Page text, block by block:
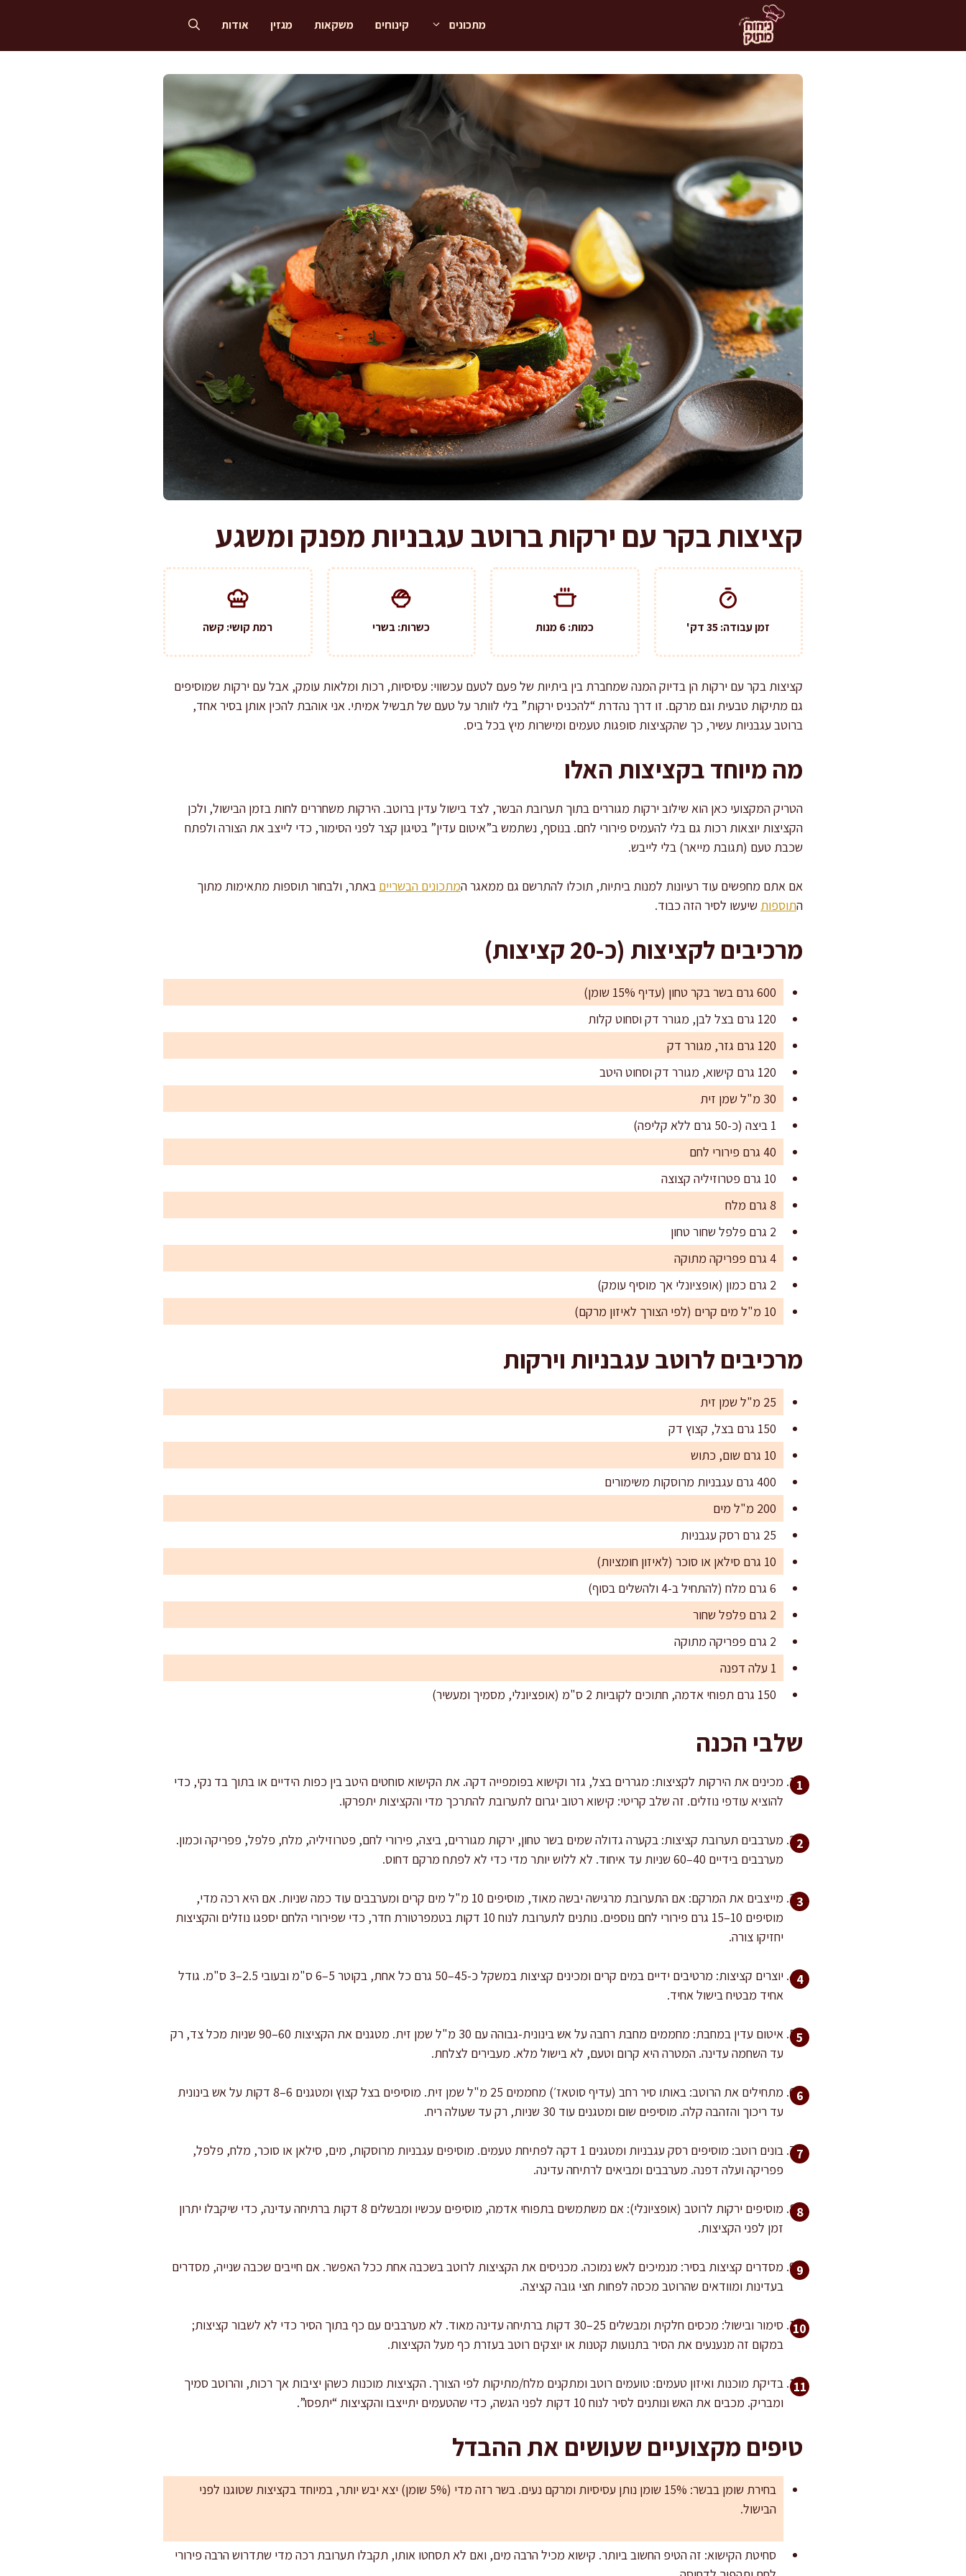
מתכונים קינוחים משקאות מגזין אודות
קציצות בקר עם ירקות ברוטב עגבניות מפנק ומשגע
זמן עבודה: 35 דק' כמות: 6 מנות כשרות: בשרי רמת קושי: קשה
קציצות בקר עם ירקות הן בדיוק המנה שמחברת בין ביתיות של פעם לטעם עכשווי: עסיסיות, רכות ומלאות עומק, אבל עם ירקות שמוסיפים
גם מתיקות טבעית וגם מרקם. זו דרך נהדרת “להכניס ירקות” בלי לוותר על טעם של תבשיל אמיתי. אני אוהבת להכין אותן בסיר אחד,
ברוטב עגבניות עשיר, כך שהקציצות סופגות טעמים ומישרות מיץ בכל ביס.
מה מיוחד בקציצות האלו
הטריק המקצועי כאן הוא שילוב ירקות מגוררים בתוך תערובת הבשר, לצד בישול עדין ברוטב. הירקות משחררים לחות בזמן הבישול, ולכן
הקציצות יוצאות רכות גם בלי להעמיס פירורי לחם. בנוסף, נשתמש ב”איטום עדין” בטיגון קצר לפני הסימור, כדי לייצב את הצורה ולפתח
שכבת טעם (תגובת מייאר) בלי לייבש.
אם אתם מחפשים עוד רעיונות למנות ביתיות, תוכלו להתרשם גם ממאגר המתכונים הבשריים באתר, ולבחור תוספות מתאימות מתוך
התוספות שיעשו לסיר הזה כבוד.
מרכיבים לקציצות (כ-20 קציצות)
600 גרם בשר בקר טחון (עדיף 15% שומן)
120 גרם בצל לבן, מגורר דק וסחוט קלות
120 גרם גזר, מגורר דק
120 גרם קישוא, מגורר דק וסחוט היטב
30 מ"ל שמן זית
1 ביצה (כ-50 גרם ללא קליפה)
40 גרם פירורי לחם
10 גרם פטרוזיליה קצוצה
8 גרם מלח
2 גרם פלפל שחור טחון
4 גרם פפריקה מתוקה
2 גרם כמון (אופציונלי אך מוסיף עומק)
10 מ"ל מים קרים (לפי הצורך לאיזון מרקם)
מרכיבים לרוטב עגבניות וירקות
25 מ"ל שמן זית
150 גרם בצל, קצוץ דק
10 גרם שום, כתוש
400 גרם עגבניות מרוסקות משימורים
200 מ"ל מים
25 גרם רסק עגבניות
10 גרם סילאן או סוכר (לאיזון חומציות)
6 גרם מלח (להתחיל ב-4 ולהשלים בסוף)
2 גרם פלפל שחור
2 גרם פפריקה מתוקה
1 עלה דפנה
150 גרם תפוחי אדמה, חתוכים לקוביות 2 ס"מ (אופציונלי, מסמיך ומעשיר)
שלבי הכנה
מכינים את הירקות לקציצות: מגררים בצל, גזר וקישוא בפומפייה דקה. את הקישוא סוחטים היטב בין כפות הידיים או בתוך בד נקי, כדי
להוציא עודפי נוזלים. זה שלב קריטי: קישוא רטוב יגרום לתערובת להתרכך מדי והקציצות יתפרקו.
מערבבים תערובת קציצות: בקערה גדולה שמים בשר טחון, ירקות מגוררים, ביצה, פירורי לחם, פטרוזיליה, מלח, פלפל, פפריקה וכמון.
מערבבים בידיים 40–60 שניות עד איחוד. לא ללוש יותר מדי כדי לא לפתח מרקם דחוס.
מייצבים את המרקם: אם התערובת מרגישה יבשה מאוד, מוסיפים 10 מ"ל מים קרים ומערבבים עוד כמה שניות. אם היא רכה מדי,
מוסיפים 10–15 גרם פירורי לחם נוספים. נותנים לתערובת לנוח 10 דקות בטמפרטורת חדר, כדי שפירורי הלחם יספגו נוזלים והקציצות
יחזיקו צורה.
יוצרים קציצות: מרטיבים ידיים במים קרים ומכינים קציצות במשקל כ-45–50 גרם כל אחת, בקוטר 5–6 ס"מ ובעובי 2.5–3 ס"מ. גודל
אחיד מבטיח בישול אחיד.
איטום עדין במחבת: מחממים מחבת רחבה על אש בינונית-גבוהה עם 30 מ"ל שמן זית. מטגנים את הקציצות 60–90 שניות מכל צד, רק
עד השחמה עדינה. המטרה היא קרום וטעם, לא בישול מלא. מעבירים לצלחת.
מתחילים את הרוטב: באותו סיר רחב (עדיף סוטאז׳) מחממים 25 מ"ל שמן זית. מוסיפים בצל קצוץ ומטגנים 6–8 דקות על אש בינונית
עד ריכוך והזהבה קלה. מוסיפים שום ומטגנים עוד 30 שניות, רק עד שעולה ריח.
בונים רוטב: מוסיפים רסק עגבניות ומטגנים 1 דקה לפתיחת טעמים. מוסיפים עגבניות מרוסקות, מים, סילאן או סוכר, מלח, פלפל,
פפריקה ועלה דפנה. מערבבים ומביאים לרתיחה עדינה.
מוסיפים ירקות לרוטב (אופציונלי): אם משתמשים בתפוחי אדמה, מוסיפים עכשיו ומבשלים 8 דקות ברתיחה עדינה, כדי שיקבלו יתרון
זמן לפני הקציצות.
מסדרים קציצות בסיר: מנמיכים לאש נמוכה. מכניסים את הקציצות לרוטב בשכבה אחת ככל האפשר. אם חייבים שכבה שנייה, מסדרים
בעדינות ומוודאים שהרוטב מכסה לפחות חצי גובה קציצה.
סימור ובישול: מכסים חלקית ומבשלים 25–30 דקות ברתיחה עדינה מאוד. לא מערבבים עם כף בתוך הסיר כדי לא לשבור קציצות;
במקום זה מנענעים את הסיר בתנועות קטנות או יוצקים רוטב בעזרת כף מעל הקציצות.
בדיקת מוכנות ואיזון טעמים: טועמים רוטב ומתקנים מלח/מתיקות לפי הצורך. הקציצות מוכנות כשהן יציבות אך רכות, והרוטב סמיך
ומבריק. מכבים את האש ונותנים לסיר לנוח 10 דקות לפני הגשה, כדי שהטעמים יתייצבו והקציצות “יתפסו”.
טיפים מקצועיים שעושים את ההבדל
בחירת שומן בבשר: 15% שומן נותן עסיסיות ומרקם נעים. בשר רזה מדי (5% שומן) יצא יבש יותר, במיוחד בקציצות שטוגנו לפני
הבישול.
סחיטת הקישוא: זה הטיפ החשוב ביותר. קישוא מכיל הרבה מים, ואם לא תסחטו אותו, תקבלו תערובת רכה מדי שתדרוש הרבה פירורי